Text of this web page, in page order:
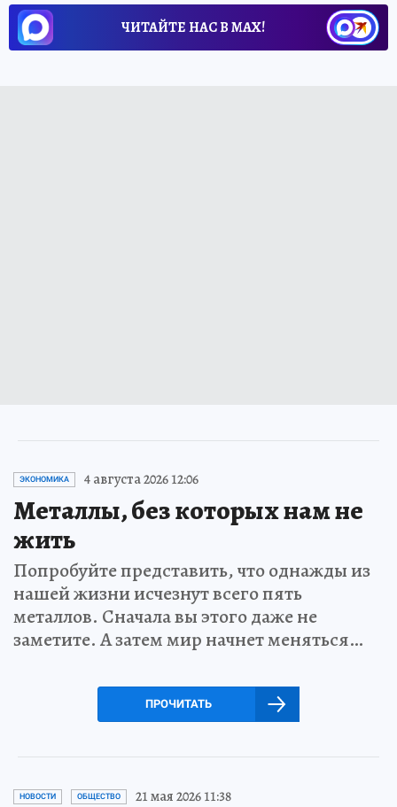
ЧИТАЙТЕ НАС В МАХ!
ЭКОНОМИКА 4 августа 2026 12:06
Металлы, без которых нам не
жить
Попробуйте представить, что однажды из
нашей жизни исчезнут всего пять
металлов. Сначала вы этого даже не
заметите. А затем мир начнет меняться…
ПРОЧИТАТЬ
НОВОСТИ ОБЩЕСТВО 21 мая 2026 11:38